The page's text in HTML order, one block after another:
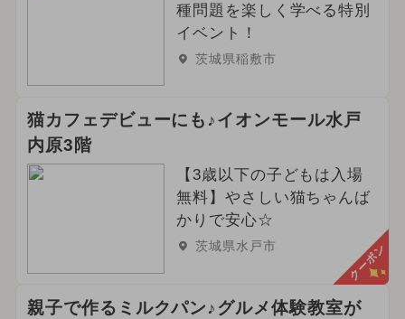
種問題を楽しく学べる特別
イベント！
茨城県稲敷市
猫カフェデビューにも♪イオンモール水戸
内原3階
【3歳以下の子どもは入場
無料】やさしい猫ちゃんば
かりで安心☆
茨城県水戸市 クーポン
親子で作るミルクパン♪グルメ体験教室が